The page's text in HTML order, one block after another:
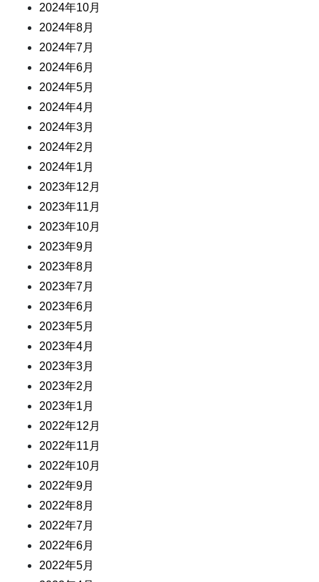
2024年10月
2024年8月
2024年7月
2024年6月
2024年5月
2024年4月
2024年3月
2024年2月
2024年1月
2023年12月
2023年11月
2023年10月
2023年9月
2023年8月
2023年7月
2023年6月
2023年5月
2023年4月
2023年3月
2023年2月
2023年1月
2022年12月
2022年11月
2022年10月
2022年9月
2022年8月
2022年7月
2022年6月
2022年5月